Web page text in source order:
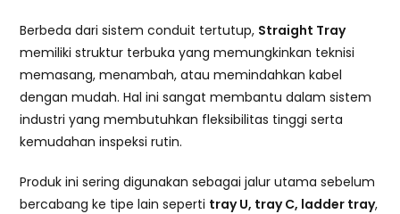
Berbeda dari sistem conduit tertutup, Straight Tray
memiliki struktur terbuka yang memungkinkan teknisi
memasang, menambah, atau memindahkan kabel
dengan mudah. Hal ini sangat membantu dalam sistem
industri yang membutuhkan fleksibilitas tinggi serta
kemudahan inspeksi rutin.
Produk ini sering digunakan sebagai jalur utama sebelum
bercabang ke tipe lain seperti tray U, tray C, ladder tray,